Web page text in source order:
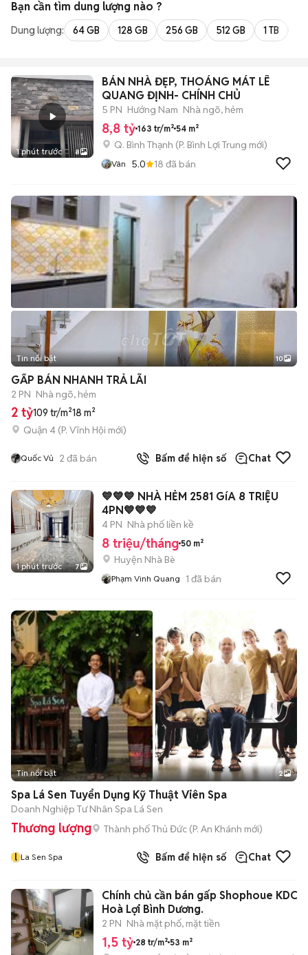
Bạn cần tìm dung lượng nào ?
Dung lượng: 64 GB 128 GB 256 GB 512 GB 1 TB
1 phút trước 8
BÁN NHÀ ĐẸP, THOÁNG MÁT LÊ
QUANG ĐỊNH- CHÍNH CHỦ
5 PN Hướng Nam Nhà ngõ, hẻm
8,8 tỷ 163 tr/m² 54 m²
Q. Bình Thạnh (P. Bình Lợi Trung mới)
Vân 5.0 18 đã bán
+2
Tin nổi bật 10
GẤP BÁN NHANH TRẢ LÃI
2 PN Nhà ngõ, hẻm
2 tỷ109 tr/m²18 m²
Quận 4 (P. Vĩnh Hội mới)
Quốc Vủ 2 đã bán Bấm để hiện số Chat
1 phút trước 7
💙💙💙 NHÀ HẺM 2581 GíA 8 TRIỆU
4PN💙💙💙
4 PN Nhà phố liền kề
8 triệu/tháng 50 m²
Huyện Nhà Bè
Phạm Vinh Quang 1 đã bán
Tin nổi bật 2
Spa Lá Sen Tuyển Dụng Kỹ Thuật Viên Spa
Doanh Nghiệp Tư Nhân Spa Lá Sen
Thương lượng Thành phố Thủ Đức (P. An Khánh mới)
l La Sen Spa Bấm để hiện số Chat
Chính chủ cần bán gấp Shophoue KDC
Hoà Lợi Bình Dương.
2 PN Nhà mặt phố, mặt tiền
1,5 tỷ 28 tr/m² 53 m²